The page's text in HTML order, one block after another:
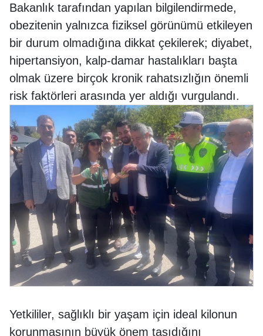
Bakanlık tarafından yapılan bilgilendirmede,
obezitenin yalnızca fiziksel görünümü etkileyen
bir durum olmadığına dikkat çekilerek; diyabet,
hipertansiyon, kalp-damar hastalıkları başta
olmak üzere birçok kronik rahatsızlığın önemli
risk faktörleri arasında yer aldığı vurgulandı.
Yetkililer, sağlıklı bir yaşam için ideal kilonun
korunmasının büyük önem taşıdığını